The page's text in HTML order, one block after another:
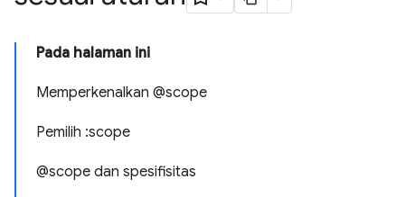
Pada halaman ini
Memperkenalkan @scope
Pemilih :scope
@scope dan spesifisitas